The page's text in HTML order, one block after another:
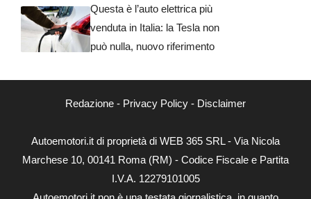
Questa è l’auto elettrica più
venduta in Italia: la Tesla non
può nulla, nuovo riferimento
Redazione - Privacy Policy - Disclaimer
Autoemotori.it di proprietà di WEB 365 SRL - Via Nicola
Marchese 10, 00141 Roma (RM) - Codice Fiscale e Partita
I.V.A. 12279101005